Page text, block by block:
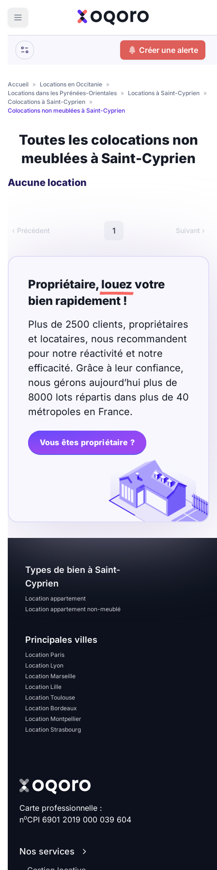
Votre
Que recherchez-vous ?
Colocation Coliving
Résidence étudiante
€
Nombre de pièces
Studio T1 T1 bis
T3 T4 T5
T7 T9
T10 T11 T12
Nombre de chambres
disponibles
chambres
disponibles
Sélectionner...
Équipements des parties
communes
Ascenseur Gardien
Disponible à partir du
Mettre en avant les
recherche
Créer une alerte
Accueil » Locations en Occitanie »
Locations dans les Pyrénées-Orientales » Locations à Saint-Cyprien »
Colocations à Saint-Cyprien »
Colocations non meublées à Saint-Cyprien
Toutes les colocations non
meublées à Saint-Cyprien
Aucune location
‹ Précédent 1 Suivant ›
Propriétaire, louez votre
bien rapidement !
Plus de 2500 clients, propriétaires
et locataires, nous recommandent
pour notre réactivité et notre
efficacité. Grâce à leur confiance,
nous gérons aujourd’hui plus de
8000 lots répartis dans plus de 40
métropoles en France.
Vous êtes propriétaire ?
Types de bien à Saint-
Cyprien
Location appartement
Location appartement non-meublé
Principales villes
Location Paris
Location Lyon
Location Marseille
Location Lille
Location Toulouse
Location Bordeaux
Location Montpellier
Location Strasbourg
Carte professionnelle :
noCPI 6901 2019 000 039 604
Nos services